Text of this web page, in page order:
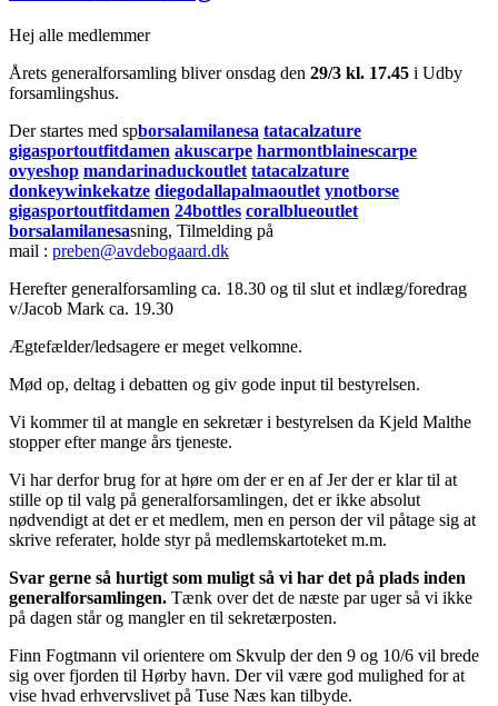
Hej alle medlemmer
Årets generalforsamling bliver onsdag den 29/3 kl. 17.45 i Udby
forsamlingshus.
Der startes med spborsalamilanesa tatacalzature
gigasportoutfitdamen akuscarpe harmontblainescarpe
ovyeshop mandarinaduckoutlet tatacalzature
donkeywinkekatze diegodallapalmaoutlet ynotborse
gigasportoutfitdamen 24bottles coralblueoutlet
borsalamilanesasning, Tilmelding på
mail : preben@avdebogaard.dk
Herefter generalforsamling ca. 18.30 og til slut et indlæg/foredrag
v/Jacob Mark ca. 19.30
Ægtefælder/ledsagere er meget velkomne.
Mød op, deltag i debatten og giv gode input til bestyrelsen.
Vi kommer til at mangle en sekretær i bestyrelsen da Kjeld Malthe
stopper efter mange års tjeneste.
Vi har derfor brug for at høre om der er en af Jer der er klar til at
stille op til valg på generalforsamlingen, det er ikke absolut
nødvendigt at det er et medlem, men en person der vil påtage sig at
skrive referater, holde styr på medlemskartoteket m.m.
Svar gerne så hurtigt som muligt så vi har det på plads inden
generalforsamlingen. Tænk over det de næste par uger så vi ikke
på dagen står og mangler en til sekretærposten.
Finn Fogtmann vil orientere om Skvulp der den 9 og 10/6 vil brede
sig over fjorden til Hørby havn. Der vil være god mulighed for at
vise hvad erhvervslivet på Tuse Næs kan tilbyde.